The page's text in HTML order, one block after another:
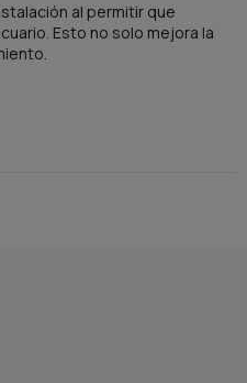
al permitir que
Esto no solo mejora la